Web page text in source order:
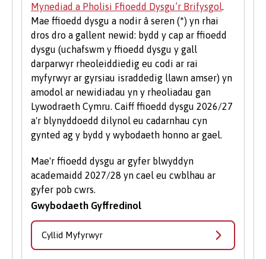
ddechrau busnes newydd, gan gynnwys
mentora un i un, gweithdai a chyfleoedd
ariannu.
Gwirfoddoli i Fyfyrwyr
Mae gwirfoddoli yn brofiad gwerthfawr ac yn
gwella eich sgiliau a'ch cyflogadwyedd.
Dysgwch fwy am gyfleoedd gwirfoddoli ar
wefanUndeb y Myfyrwyr
Mynediad a Pholisi Ffioedd Dysgu’r Brifysgol
Mae ffioedd dysgu a nodir â seren (*) yn rhai
dros dro a gallent newid: bydd y cap ar ffioedd
dysgu (uchafswm y ffioedd dysgu y gall
darparwyr rheoleiddiedig eu codi ar rai
myfyrwyr ar gyrsiau israddedig llawn amser) yn
amodol ar newidiadau yn y rheoliadau gan
Lywodraeth Cymru. Caiff ffioedd dysgu 2026/27
a'r blynyddoedd dilynol eu cadarnhau cyn
gynted ag y bydd y wybodaeth honno ar gael.
Mae'r ffioedd dysgu ar gyfer blwyddyn
academaidd 2027/28 yn cael eu cwblhau ar
gyfer pob cwrs.
Gwybodaeth Gyffredinol
Cyllid Myfyrwyr